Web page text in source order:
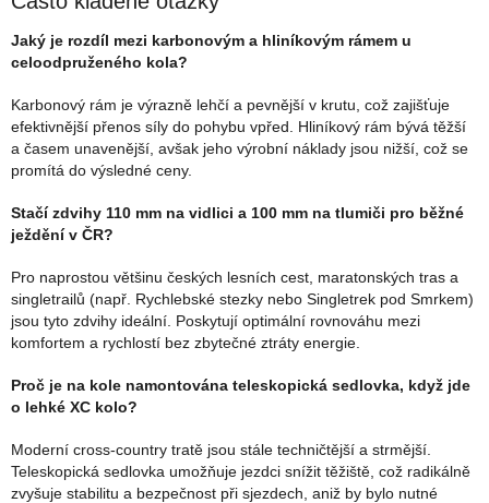
Jaký je rozdíl mezi karbonovým a hliníkovým rámem u
celoodpruženého kola?
Karbonový rám je výrazně lehčí a pevnější v krutu, což zajišťuje
efektivnější přenos síly do pohybu vpřed. Hliníkový rám bývá těžší
a časem unavenější, avšak jeho výrobní náklady jsou nižší, což se
promítá do výsledné ceny.
Stačí zdvihy 110 mm na vidlici a 100 mm na tlumiči pro běžné
ježdění v ČR?
Pro naprostou většinu českých lesních cest, maratonských tras a
singletrailů (např. Rychlebské stezky nebo Singletrek pod Smrkem)
jsou tyto zdvihy ideální. Poskytují optimální rovnováhu mezi
komfortem a rychlostí bez zbytečné ztráty energie.
Proč je na kole namontována teleskopická sedlovka, když jde
o lehké XC kolo?
Moderní cross-country tratě jsou stále techničtější a strmější.
Teleskopická sedlovka umožňuje jezdci snížit těžiště, což radikálně
zvyšuje stabilitu a bezpečnost při sjezdech, aniž by bylo nutné